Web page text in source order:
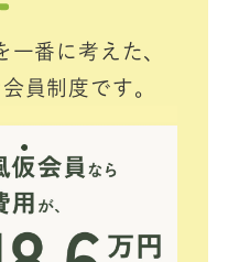
番に考えた、
員制度です。